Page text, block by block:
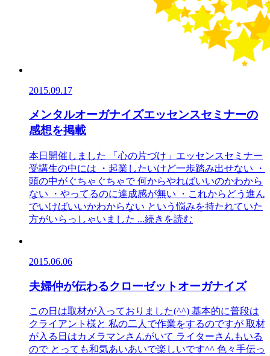
2015.09.17
メンタルオーガナイズエッセンスセミナーの
感想を掲載
本日開催しました 「心の片づけ」エッセンスセミナー
受講生の中には ・起業したいけど一歩踏み出せない ・
頭の中がぐちゃぐちゃで 何からやればいいのかわから
ない ・やってるのに達成感が無い ・これからどう進ん
でいけばいいかわからない という悩みを持たれていた
方がいらっしゃいました ...続きを読む
2015.06.06
夫婦仲が伝わるクローゼットオーガナイズ
この日は取材が入っておりました(^^) 基本的に普段は
クライアント様と 私の二人で作業をするのですが 取材
が入る日はカメラマンさんがいて ライターさんもいる
ので とっても和気あいあいで楽しいです^^ 色々手伝っ